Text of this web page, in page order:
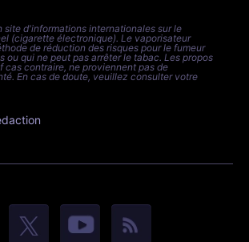
site d'informations internationales sur le
(cigarette électronique). Le vaporisateur
de réduction des risques pour le fumeur
ou qui ne peut pas arrêter le tabac. Les propos
cas contraire, ne proviennent pas de
En cas de doute, veuillez consulter votre